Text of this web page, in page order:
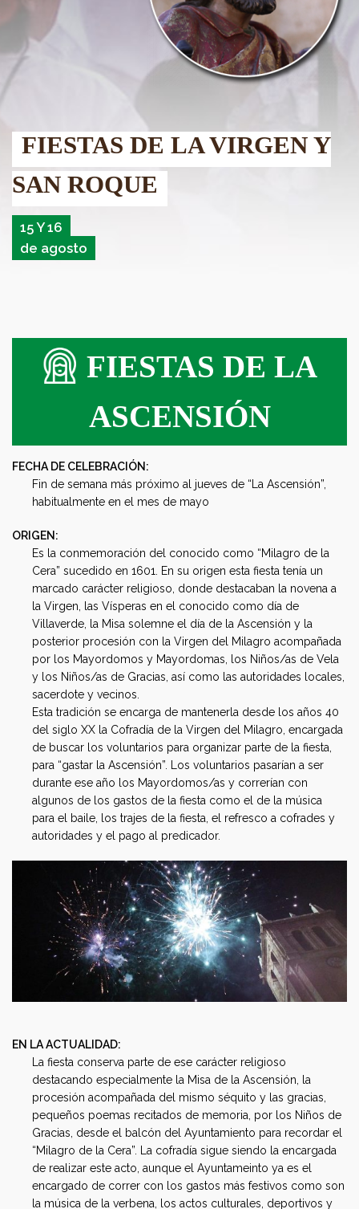
FIESTAS DE LA VIRGEN Y
SAN ROQUE
15 Y 16
de agosto
FIESTAS DE LA
ASCENSIÓN
FECHA DE CELEBRACIÓN:
Fin de semana más próximo al jueves de “La Ascensión”,
habitualmente en el mes de mayo
ORIGEN:
Es la conmemoración del conocido como “Milagro de la
Cera” sucedido en 1601. En su origen esta fiesta tenía un
marcado carácter religioso, donde destacaban la novena a
la Virgen, las Vísperas en el conocido como día de
Villaverde, la Misa solemne el día de la Ascensión y la
posterior procesión con la Virgen del Milagro acompañada
por los Mayordomos y Mayordomas, los Niños/as de Vela
y los Niños/as de Gracias, así como las autoridades locales,
sacerdote y vecinos.
Esta tradición se encarga de mantenerla desde los años 40
del siglo XX la Cofradía de la Virgen del Milagro, encargada
de buscar los voluntarios para organizar parte de la fiesta,
para “gastar la Ascensión”. Los voluntarios pasarían a ser
durante ese año los Mayordomos/as y correrían con
algunos de los gastos de la fiesta como el de la música
para el baile, los trajes de la fiesta, el refresco a cofrades y
autoridades y el pago al predicador.
EN LA ACTUALIDAD:
La fiesta conserva parte de ese carácter religioso
destacando especialmente la Misa de la Ascensión, la
procesión acompañada del mismo séquito y las gracias,
pequeños poemas recitados de memoria, por los Niños de
Gracias, desde el balcón del Ayuntamiento para recordar el
“Milagro de la Cera”. La cofradía sigue siendo la encargada
de realizar este acto, aunque el Ayuntameinto ya es el
encargado de correr con los gastos más festivos como son
la música de la verbena, los actos culturales, deportivos y